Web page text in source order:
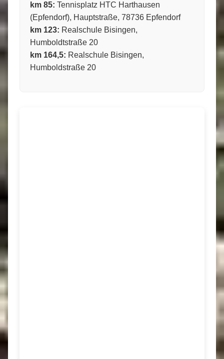
km 85: Tennisplatz HTC Harthausen
(Epfendorf), Hauptstraße, 78736 Epfendorf
km 123: Realschule Bisingen,
Humboldtstraße 20
km 164,5: Realschule Bisingen,
Humboldstraße 20